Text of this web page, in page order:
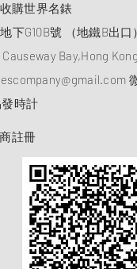
購世界名錶
G10B號 （地鐵B出口）
Bay,Hong Kong
發時計
註冊